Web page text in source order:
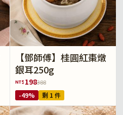
【鄧師傅】桂圓紅棗燉
銀耳250g
NT$ 198388
-49% 剩 1 件